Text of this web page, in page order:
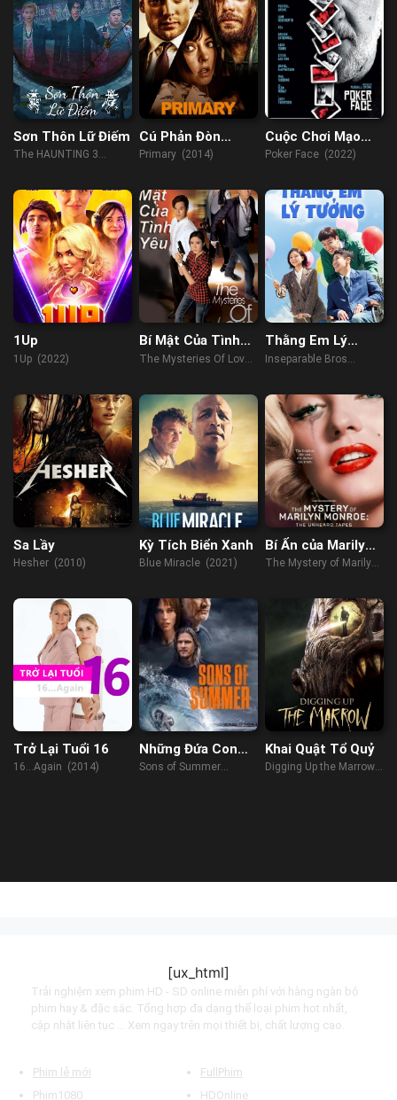
Sơn Thôn Lữ Điếm
The HAUNTING 3
Cú Phản Đòn
Ngoạn Mục
Primary (2014)
Cuộc Chơi Mạo
Hiểm
Poker Face (2022)
1Up
1Up (2022)
Bí Mật Của Tình
Yêu
The Mysteries Of Love
Thằng Em Lý
Tưởng
Inseparable Bros
Sa Lầy
Hesher (2010)
Kỳ Tích Biển Xanh
Blue Miracle (2021)
Bí Ẩn của Marilyn
Monroe: Những
The Mystery of Marilyn
Tapes (2022)
Trở Lại Tuổi 16
16…Again (2014)
Những Đứa Con
Của Mùa Hè
Sons of Summer
Khai Quật Tổ Quỷ
Digging Up the Marrow